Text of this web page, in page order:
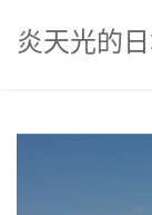
炎天光的